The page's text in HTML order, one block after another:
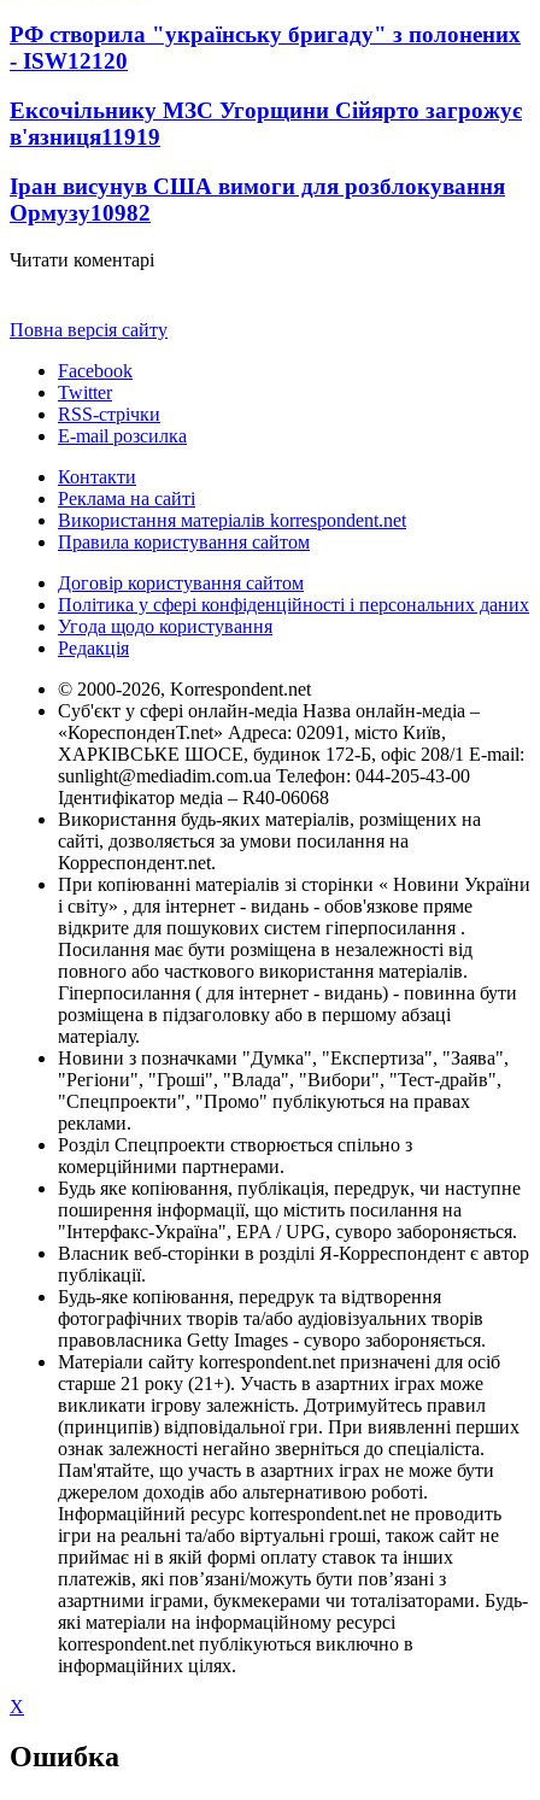
РФ створила "українську бригаду" з полонених
- ISW12120
Ексочільнику МЗС Угорщини Сійярто загрожує
в'язниця11919
Іран висунув США вимоги для розблокування
Ормузу10982
Читати коментарі
Повна версія сайту
Facebook
Twitter
RSS-стрічки
E-mail розсилка
Контакти
Реклама на сайті
Використання матеріалів korrespondent.net
Правила користування сайтом
Договір користування сайтом
Політика у сфері конфіденційності і персональних даних
Угода щодо користування
Редакція
© 2000-2026, Korrespondent.net
Суб'єкт у сфері онлайн-медіа Назва онлайн-медіа –
«КореспонденТ.net» Адреса: 02091, місто Київ,
ХАРКІВСЬКЕ ШОСЕ, будинок 172-Б, офіс 208/1 E-mail:
sunlight@mediadim.com.ua Телефон: 044-205-43-00
Ідентифікатор медіа – R40-06068
Використання будь-яких матеріалів, розміщених на
сайті, дозволяється за умови посилання на
Корреспондент.net.
При копіюванні матеріалів зі сторінки « Новини України
і світу» , для інтернет - видань - обов'язкове пряме
відкрите для пошукових систем гіперпосилання .
Посилання має бути розміщена в незалежності від
повного або часткового використання матеріалів.
Гіперпосилання ( для інтернет - видань) - повинна бути
розміщена в підзаголовку або в першому абзаці
матеріалу.
Новини з позначками "Думка", "Експертиза", "Заява",
"Регіони", "Гроші", "Влада", "Вибори", "Тест-драйв",
"Спецпроекти", "Промо" публікуються на правах
реклами.
Розділ Спецпроекти створюється спільно з
комерційними партнерами.
Будь яке копіювання, публікація, передрук, чи наступне
поширення інформації, що містить посилання на
"Інтерфакс-Україна", EPA / UPG, суворо забороняється.
Власник веб-сторінки в розділі Я-Корреспондент є автор
публікації.
Будь-яке копіювання, передрук та відтворення
фотографічних творів та/або аудіовізуальних творів
правовласника Getty Images - суворо забороняється.
Матеріали сайту korrespondent.net призначені для осіб
старше 21 року (21+). Участь в азартних іграх може
викликати ігрову залежність. Дотримуйтесь правил
(принципів) відповідальної гри. При виявленні перших
ознак залежності негайно зверніться до спеціаліста.
Пам'ятайте, що участь в азартних іграх не може бути
джерелом доходів або альтернативою роботі.
Інформаційний ресурс korrespondent.net не проводить
ігри на реальні та/або віртуальні гроші, також сайт не
приймає ні в якій формі оплату ставок та інших
платежів, які пов’язані/можуть бути пов’язані з
азартними іграми, букмекерами чи тоталізаторами. Будь-
які матеріали на інформаційному ресурсі
korrespondent.net публікуються виключно в
інформаційних цілях.
X
Ошибка